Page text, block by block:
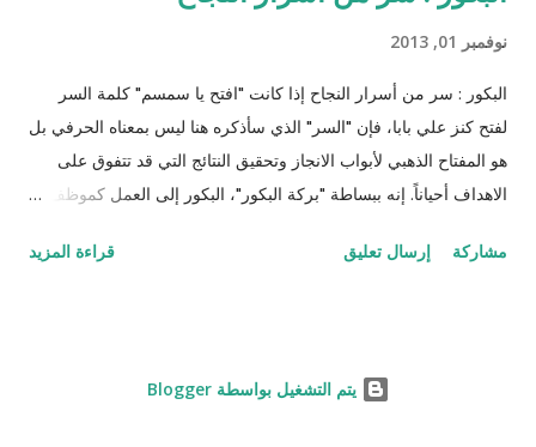
نوفمبر 01, 2013
البكور : سر من أسرار النجاح إذا كانت "افتح يا سمسم" كلمة السر
لفتح كنز علي بابا، فإن "السر" الذي سأذكره هنا ليس بمعناه الحرفي بل
هو المفتاح الذهبي لأبواب الانجاز وتحقيق النتائج التي قد تتفوق على
الاهداف أحياناً. إنه ببساطة "بركة البكور"، البكور إلى العمل كموظف،
عالمية مثل تاتشر وغيرها (أنظر المقالة هنا ) لكني سأخبركم عن
أن أعزو جزء كبير من سبب تفوقي في المدرسة والجامعة والعمل إلى
مشاركة إرسال تعليق قراءة المزيد
‏يتم التشغيل بواسطة Blogger